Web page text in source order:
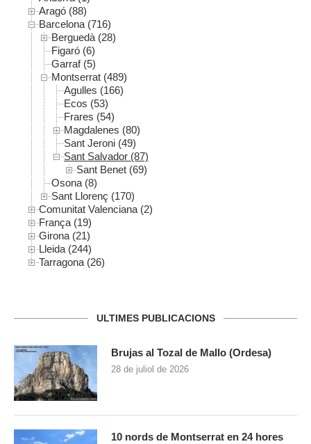
Aragó (88)
Barcelona (716)
Berguedà (28)
Figaró (6)
Garraf (5)
Montserrat (489)
Agulles (166)
Ecos (53)
Frares (54)
Magdalenes (80)
Sant Jeroni (49)
Sant Salvador (87)
Sant Benet (69)
Osona (8)
Sant Llorenç (170)
Comunitat Valenciana (2)
França (19)
Girona (21)
Lleida (244)
Tarragona (26)
ULTIMES PUBLICACIONS
Brujas al Tozal de Mallo (Ordesa)
28 de juliol de 2026
10 nords de Montserrat en 24 hores